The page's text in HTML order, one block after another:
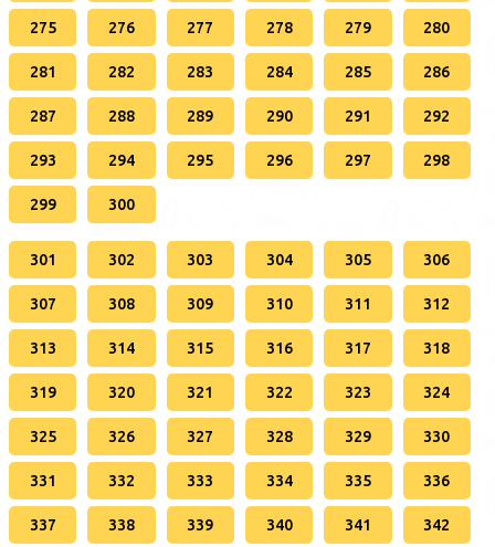
275 276 277 278 279 280
281 282 283 284 285 286
287 288 289 290 291 292
293 294 295 296 297 298
299 300
301 302 303 304 305 306
307 308 309 310 311 312
313 314 315 316 317 318
319 320 321 322 323 324
325 326 327 328 329 330
331 332 333 334 335 336
337 338 339 340 341 342